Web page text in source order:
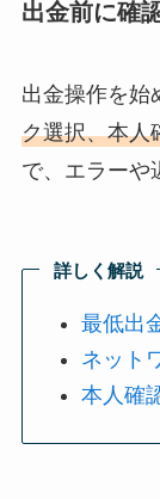
出金前に確
出金操作を始
ク選択、本人
で、エラーや
詳しく解説
最低出
ネット
本人確